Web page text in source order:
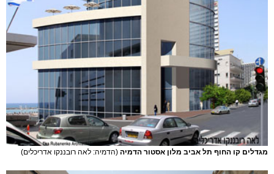
מגדלים קו החוף תל אביב מלון אסטור הדמיה (הדמיה: לאה רובננקו אדריכלים)